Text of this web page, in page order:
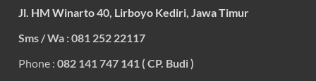
Jl. HM Winarto 40, Lirboyo Kediri, Jawa Timur
Sms / Wa : 081 252 22117
Phone : 082 141 747 141 ( CP. Budi )